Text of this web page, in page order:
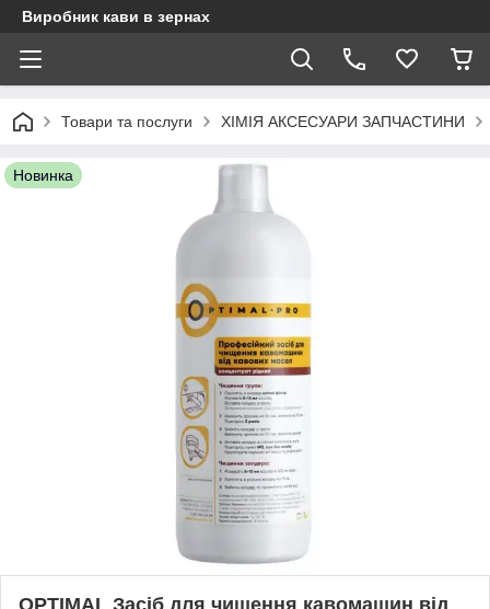
Виробник кави в зернах
Товари та послуги ХІМІЯ АКСЕСУАРИ ЗАПЧАСТИНИ
Новинка
OPTIMAL Засіб для чищення кавомашин від